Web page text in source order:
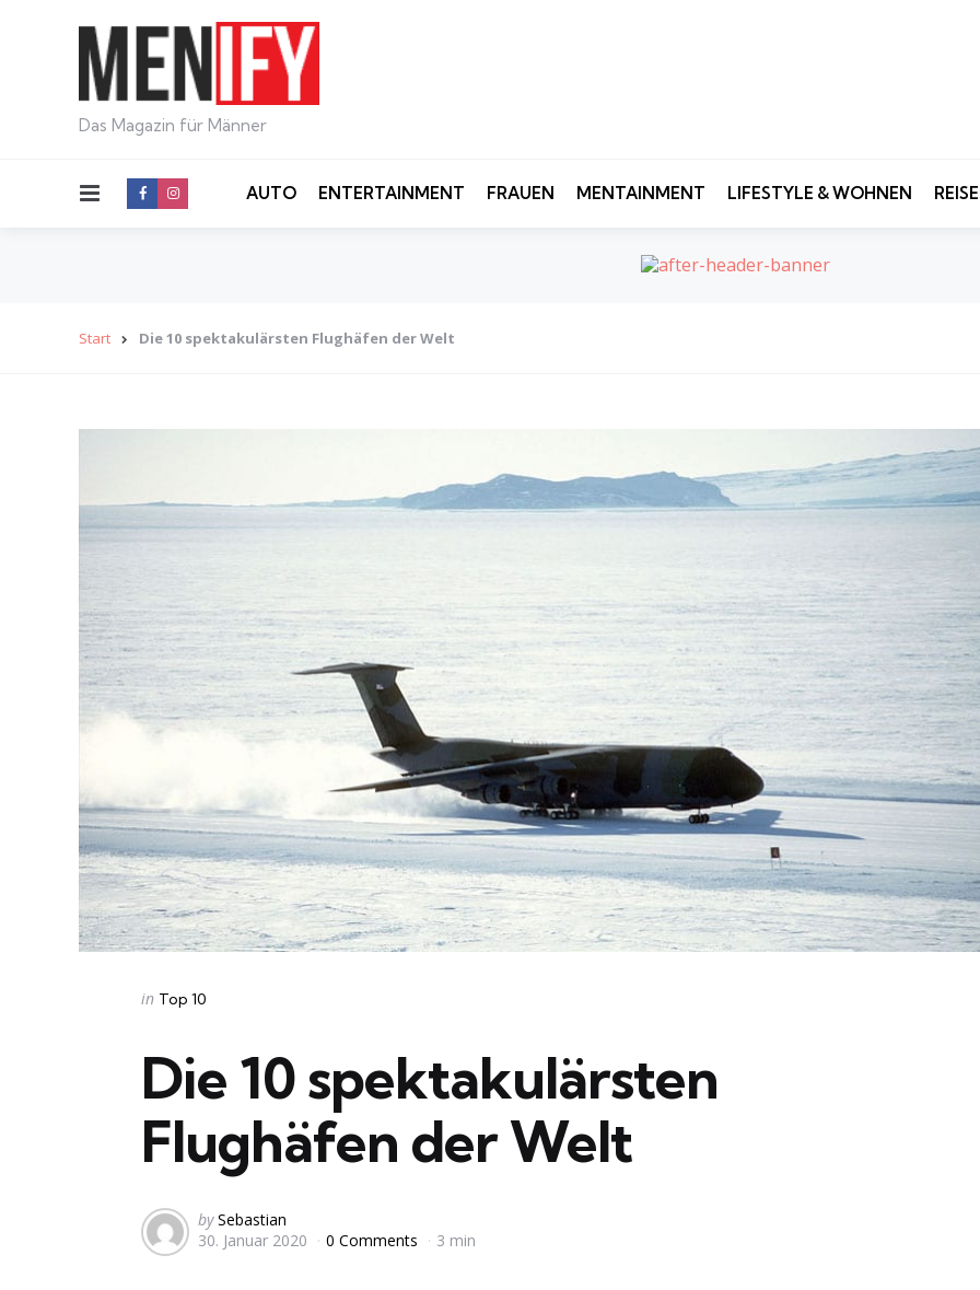
Das Magazin für Männer
Menu AUTO ENTERTAINMENT FRAUEN MENTAINMENT LIFESTYLE & WOHNEN
Start Die 10 spektakulärsten Flughäfen der Welt
Categories
Posted
in Top 10
Die 10 spektakulärsten
Flughäfen der Welt
Posted
by
by Sebastian
30. Januar 2020
0 Comments 3 min